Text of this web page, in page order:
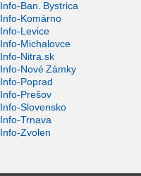
Info-Ban. Bystrica
Info-Komárno
Info-Levice
Info-Michalovce
Info-Nitra.sk
Info-Nové Zámky
Info-Poprad
Info-Prešov
Info-Slovensko
Info-Trnava
Info-Zvolen